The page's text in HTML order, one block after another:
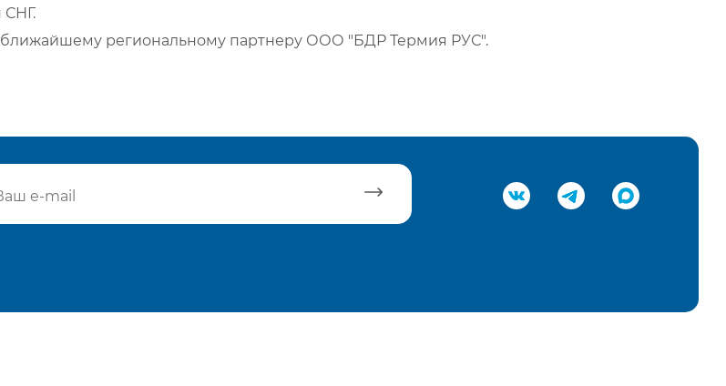
СНГ.
региональному партнеру ООО "БДР Термия РУС".